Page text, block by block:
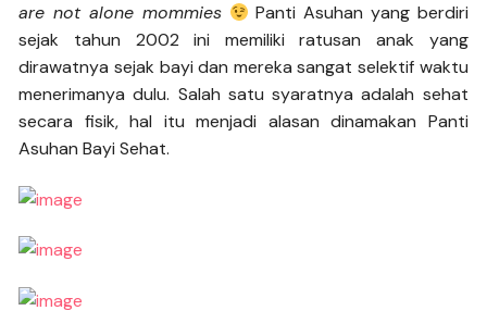
are not alone mommies
Panti Asuhan yang berdiri
sejak tahun 2002 ini memiliki ratusan anak yang
dirawatnya sejak bayi dan mereka sangat selektif waktu
menerimanya dulu. Salah satu syaratnya adalah sehat
secara fisik, hal itu menjadi alasan dinamakan Panti
Asuhan Bayi Sehat.